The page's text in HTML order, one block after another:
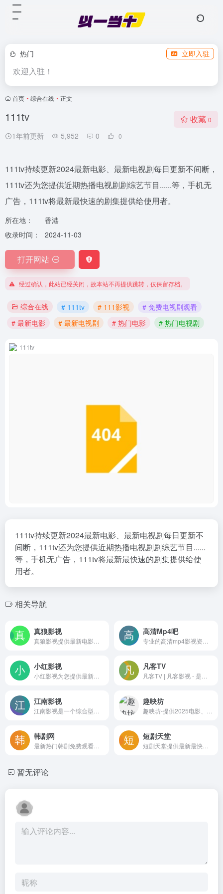
热门 立即入驻
欢迎入驻！
首页 • 综合在线 • 正文
111tv
1年前更新 5,952 0 0
收藏 0
111tv持续更新2024最新电影、最新电视剧每日更新不间断，
111tv还为您提供近期热播电视剧剧综艺节目......等，手机无
广告，111tv将最新最快速的剧集提供给使用者。
所在地：
香港
收录时间：
2024-11-03
打开网站
经过确认，此站已经关闭，故本站不再提供跳转，仅保留存档。
综合在线 # 111tv # 111影视
# 免费电视剧观看
# 最新电影
# 最新电视剧 # 热门电影 # 热门电视剧
111tv
111tv持续更新2024最新电影、最新电视剧每日更新不
间断，111tv还为您提供近期热播电视剧剧综艺节目......
等，手机无广告，111tv将最新最快速的剧集提供给使
用者。
相关导航
真狼影视 高清Mp4吧
小红影视 凡客TV
江南影视 趣映坊
韩剧网 短剧天堂
暂无评论